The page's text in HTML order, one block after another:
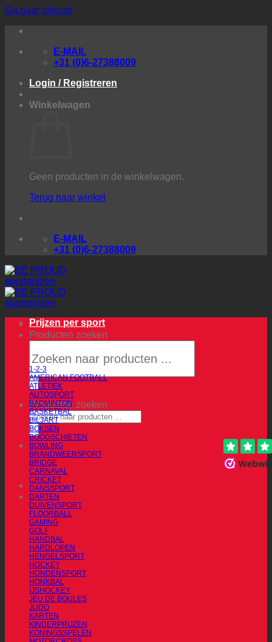
Ga naar inhoud
E-MAIL
+31 (0)6-27388009
Login / Registreren
Winkelwagen
Geen producten in de winkelwagen.
Terug naar winkel
E-MAIL
+31 (0)6-27388009
Producten zoeken
Producten zoeken
Prijzen per sport
1-2-3
AMERICAN FOOTBALL
ATLETIEK
AUTOSPORT
BADMINTON
BASKETBAL
BILJART
BOKSEN
BOOGSCHIETEN
BOWLING
BRANDWEERSPORT
BRIDGE
CARNAVAL
CRICKET
DANSSPORT
DARTEN
DUIVENSPORT
FLOORBALL
GAMING
GOLF
HANDBAL
HARDLOPEN
HENGELSPORT
HOCKEY
HONDENSPORT
HONKBAL
IJSHOCKEY
JEU DE BOULES
JUDO
KARTEN
KINDERPRIJZEN
KONINGSSPELEN